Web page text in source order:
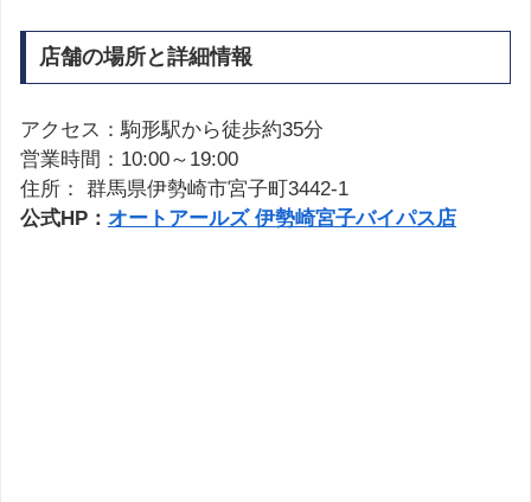
店舗の場所と詳細情報
アクセス：駒形駅から徒歩約35分
営業時間：10:00～19:00
住所： 群馬県伊勢崎市宮子町3442-1
公式HP： オートアールズ 伊勢崎宮子バイパス店